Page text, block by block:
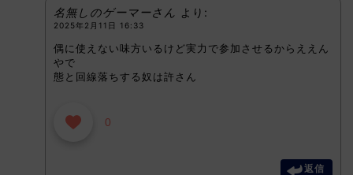
名無しのゲーマーさん より:
2025年2月11日 16:33
偶に使えない味方いるけど実力で参加させるからええん
やで
態と回線落ちする奴は許さん
0
返信